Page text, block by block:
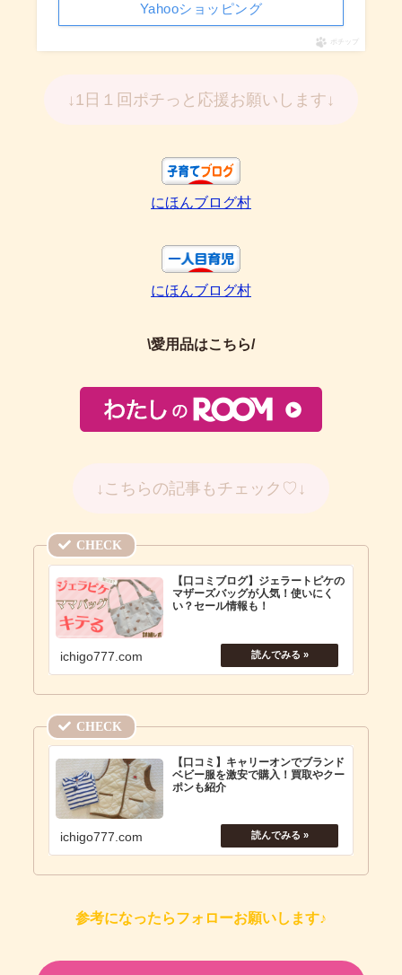
Yahooショッピング
ポチップ
↓1日１回ポチっと応援お願いします↓
にほんブログ村
にほんブログ村
\愛用品はこちら/
↓こちらの記事もチェック♡↓
【口コミブログ】ジェラートピケの
マザーズバッグが人気！使いにく
い？セール情報も！
ichigo777.com
【口コミ】キャリーオンでブランド
ベビー服を激安で購入！買取やクー
ポンも紹介
ichigo777.com
参考になったらフォローお願いします♪